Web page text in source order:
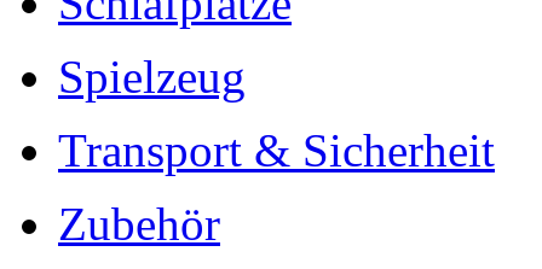
Spielzeug
Transport & Sicherheit
Zubehör